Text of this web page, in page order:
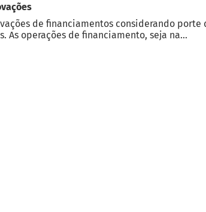
de financiamentos considerando
As operações de financiamento, seja na...